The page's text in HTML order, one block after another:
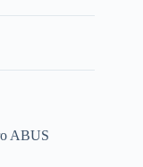
ABUS